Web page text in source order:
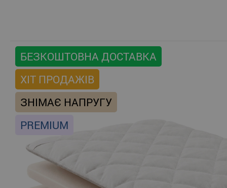
БЕЗКОШТОВНА ДОСТАВКА
ХІТ ПРОДАЖІВ
ЗНІМАЄ НАПРУГУ
PREMIUM